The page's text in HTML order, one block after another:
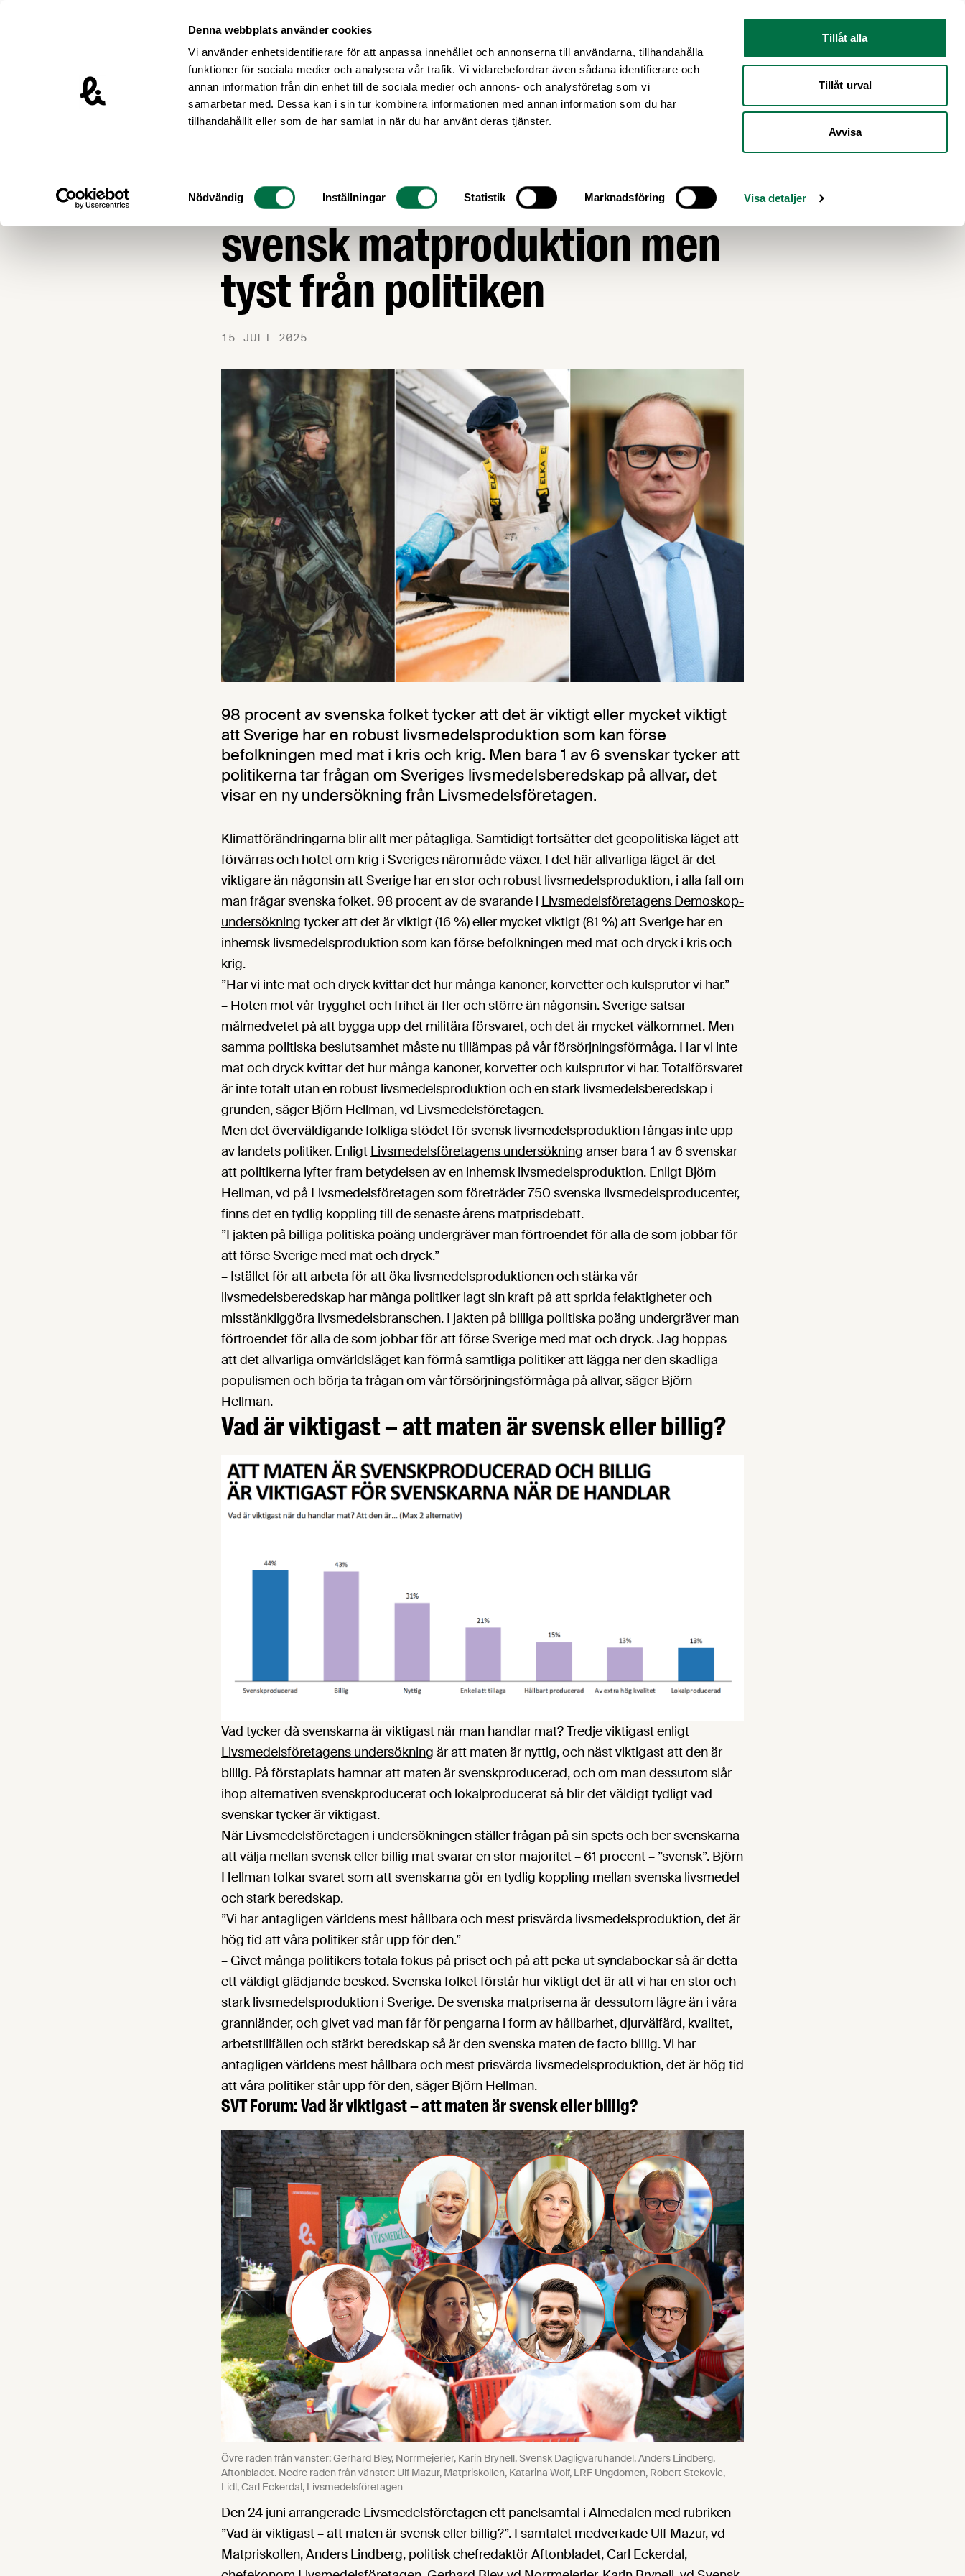
Denna webbplats använder cookies
Vi använder enhetsidentifierare för att anpassa innehållet och annonserna till användarna, tillhandahålla
funktioner för sociala medier och analysera vår trafik. Vi vidarebefordrar även sådana identifierare och
annan information från din enhet till de sociala medier och annons- och analysföretag som vi
samarbetar med. Dessa kan i sin tur kombinera informationen med annan information som du har
tillhandahållit eller som de har samlat in när du har använt deras tjänster.
Samtyckesval
Nödvändig Inställningar Statistik Marknadsföring Visa detaljer
Tillåt alla
Tillåt urval
Avvisa
Livsmedelsföretagen – till startsidan
Nyheter
Massivt folkligt stöd för
svensk matproduktion men
tyst från politiken
15 JULI 2025
98 procent av svenska folket tycker att det är viktigt eller mycket viktigt
att Sverige har en robust livsmedelsproduktion som kan förse
befolkningen med mat i kris och krig. Men bara 1 av 6 svenskar tycker att
politikerna tar frågan om Sveriges livsmedelsberedskap på allvar, det
visar en ny undersökning från Livsmedelsföretagen.
Klimatförändringarna blir allt mer påtagliga. Samtidigt fortsätter det geopolitiska läget att
förvärras och hotet om krig i Sveriges närområde växer. I det här allvarliga läget är det
viktigare än någonsin att Sverige har en stor och robust livsmedelsproduktion, i alla fall om
man frågar svenska folket. 98 procent av de svarande i Livsmedelsföretagens Demoskop-
undersökning tycker att det är viktigt (16 %) eller mycket viktigt (81 %) att Sverige har en
inhemsk livsmedelsproduktion som kan förse befolkningen med mat och dryck i kris och
krig.
”Har vi inte mat och dryck kvittar det hur många kanoner, korvetter och kulsprutor vi har.”
– Hoten mot vår trygghet och frihet är fler och större än någonsin. Sverige satsar
målmedvetet på att bygga upp det militära försvaret, och det är mycket välkommet. Men
samma politiska beslutsamhet måste nu tillämpas på vår försörjningsförmåga. Har vi inte
mat och dryck kvittar det hur många kanoner, korvetter och kulsprutor vi har. Totalförsvaret
är inte totalt utan en robust livsmedelsproduktion och en stark livsmedelsberedskap i
grunden, säger Björn Hellman, vd Livsmedelsföretagen.
Men det överväldigande folkliga stödet för svensk livsmedelsproduktion fångas inte upp
av landets politiker. Enligt Livsmedelsföretagens undersökning anser bara 1 av 6 svenskar
att politikerna lyfter fram betydelsen av en inhemsk livsmedelsproduktion. Enligt Björn
Hellman, vd på Livsmedelsföretagen som företräder 750 svenska livsmedelsproducenter,
finns det en tydlig koppling till de senaste årens matprisdebatt.
”I jakten på billiga politiska poäng undergräver man förtroendet för alla de som jobbar för
att förse Sverige med mat och dryck.”
– Istället för att arbeta för att öka livsmedelsproduktionen och stärka vår
livsmedelsberedskap har många politiker lagt sin kraft på att sprida felaktigheter och
misstänkliggöra livsmedelsbranschen. I jakten på billiga politiska poäng undergräver man
förtroendet för alla de som jobbar för att förse Sverige med mat och dryck. Jag hoppas
att det allvarliga omvärldsläget kan förmå samtliga politiker att lägga ner den skadliga
populismen och börja ta frågan om vår försörjningsförmåga på allvar, säger Björn
Hellman.
Vad är viktigast – att maten är svensk eller billig?
Vad tycker då svenskarna är viktigast när man handlar mat? Tredje viktigast enligt
Livsmedelsföretagens undersökning är att maten är nyttig, och näst viktigast att den är
billig. På förstaplats hamnar att maten är svenskproducerad, och om man dessutom slår
ihop alternativen svenskproducerat och lokalproducerat så blir det väldigt tydligt vad
svenskar tycker är viktigast.
När Livsmedelsföretagen i undersökningen ställer frågan på sin spets och ber svenskarna
att välja mellan svensk eller billig mat svarar en stor majoritet – 61 procent – ”svensk”. Björn
Hellman tolkar svaret som att svenskarna gör en tydlig koppling mellan svenska livsmedel
och stark beredskap.
”Vi har antagligen världens mest hållbara och mest prisvärda livsmedelsproduktion, det är
hög tid att våra politiker står upp för den.”
– Givet många politikers totala fokus på priset och på att peka ut syndabockar så är detta
ett väldigt glädjande besked. Svenska folket förstår hur viktigt det är att vi har en stor och
stark livsmedelsproduktion i Sverige. De svenska matpriserna är dessutom lägre än i våra
grannländer, och givet vad man får för pengarna i form av hållbarhet, djurvälfärd, kvalitet,
arbetstillfällen och stärkt beredskap så är den svenska maten de facto billig. Vi har
antagligen världens mest hållbara och mest prisvärda livsmedelsproduktion, det är hög tid
att våra politiker står upp för den, säger Björn Hellman.
SVT Forum: Vad är viktigast – att maten är svensk eller billig?
Övre raden från vänster: Gerhard Bley, Norrmejerier, Karin Brynell, Svensk Dagligvaruhandel, Anders Lindberg,
Aftonbladet. Nedre raden från vänster: Ulf Mazur, Matpriskollen, Katarina Wolf, LRF Ungdomen, Robert Stekovic,
Lidl, Carl Eckerdal, Livsmedelsföretagen
Den 24 juni arrangerade Livsmedelsföretagen ett panelsamtal i Almedalen med rubriken
”Vad är viktigast – att maten är svensk eller billig?”. I samtalet medverkade Ulf Mazur, vd
Matpriskollen, Anders Lindberg, politisk chefredaktör Aftonbladet, Carl Eckerdal,